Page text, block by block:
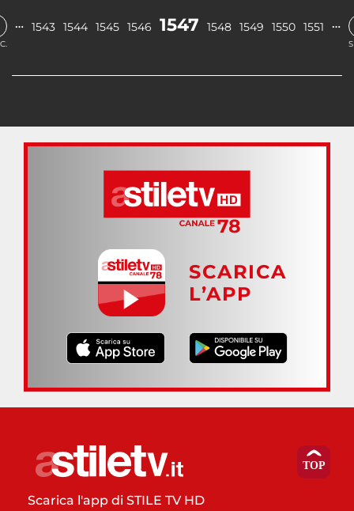
… 1543 1544 1545 1546 1547 1548 1549 1550 1551 …
SCARICA
L’APP
Scarica l'app di STILE TV HD